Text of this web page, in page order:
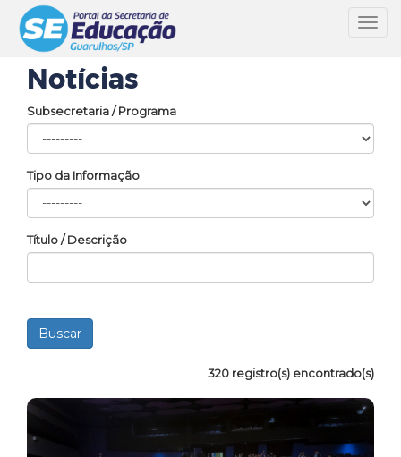
Notícias
Subsecretaria / Programa
Tipo da Informação
Título / Descrição
320 registro(s) encontrado(s)